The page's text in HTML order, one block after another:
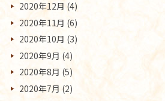
2020年12月 (4)
2020年11月 (6)
2020年10月 (3)
2020年9月 (4)
2020年8月 (5)
2020年7月 (2)